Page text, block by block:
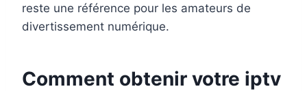
reste une référence pour les amateurs de
divertissement numérique.
Comment obtenir votre iptv